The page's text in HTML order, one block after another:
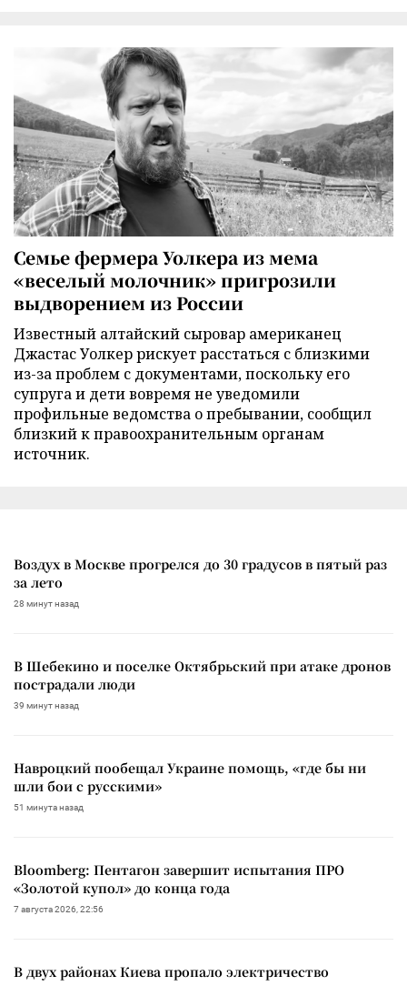
Семье фермера Уолкера из мема
«веселый молочник» пригрозили
выдворением из России
Известный алтайский сыровар американец
Джастас Уолкер рискует расстаться с близкими
из-за проблем с документами, поскольку его
супруга и дети вовремя не уведомили
профильные ведомства о пребывании, сообщил
близкий к правоохранительным органам
источник.
Воздух в Москве прогрелся до 30 градусов в пятый раз
за лето
28 минут назад
В Шебекино и поселке Октябрьский при атаке дронов
пострадали люди
39 минут назад
Навроцкий пообещал Украине помощь, «где бы ни
шли бои с русскими»
51 минута назад
Bloomberg: Пентагон завершит испытания ПРО
«Золотой купол» до конца года
7 августа 2026, 22:56
В двух районах Киева пропало электричество